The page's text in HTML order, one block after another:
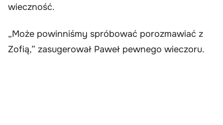
wieczność.
„Może powinniśmy spróbować porozmawiać z
Zofią,” zasugerował Paweł pewnego wieczoru.